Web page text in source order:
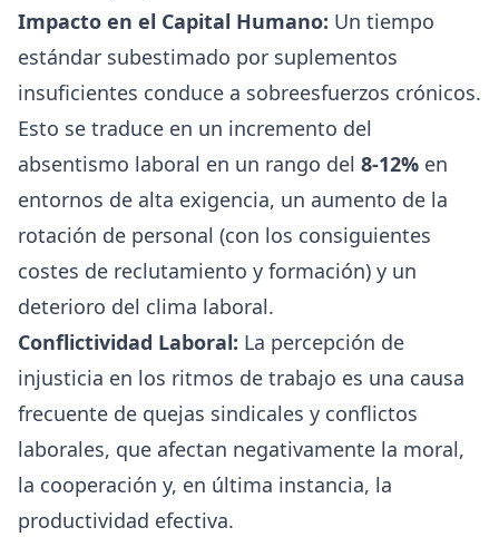
Impacto en el Capital Humano: Un tiempo
estándar subestimado por suplementos
insuficientes conduce a sobreesfuerzos crónicos.
Esto se traduce en un incremento del
absentismo laboral en un rango del 8-12% en
entornos de alta exigencia, un aumento de la
rotación de personal (con los consiguientes
costes de reclutamiento y formación) y un
deterioro del clima laboral.
Conflictividad Laboral: La percepción de
injusticia en los ritmos de trabajo es una causa
frecuente de quejas sindicales y conflictos
laborales, que afectan negativamente la moral,
la cooperación y, en última instancia, la
productividad efectiva.